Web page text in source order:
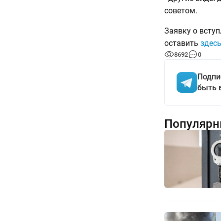
советом.
Заявку о
оставить здесь
8692 0
быть